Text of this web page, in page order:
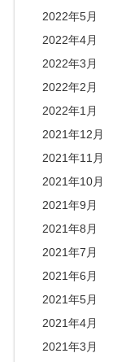
2022年5月
2022年4月
2022年3月
2022年2月
2022年1月
2021年12月
2021年11月
2021年10月
2021年9月
2021年8月
2021年7月
2021年6月
2021年5月
2021年4月
2021年3月